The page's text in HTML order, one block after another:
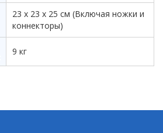
23 x 23 x 25 см (Включая ножки и
коннекторы)
9 кг